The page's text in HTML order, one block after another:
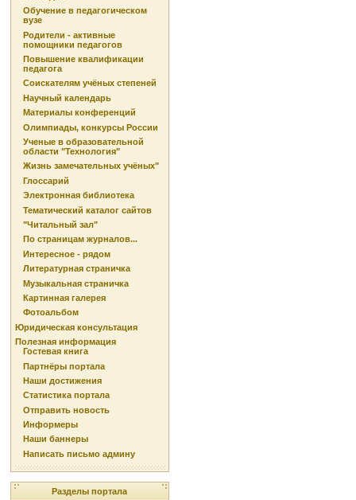
Обучение в педагогическом
вузе
Родители - активные
помощники педагогов
Повышение квалификации
педагога
Соискателям учёных степеней
Научный календарь
Материалы конференций
Олимпиады, конкурсы России
Ученые в образовательной
области "Технология"
Жизнь замечательных учёных"
Глоссарий
Электронная библиотека
Тематический каталог сайтов
"Читальный зал"
По страницам журналов...
Интересное - рядом
Литературная страничка
Музыкальная страничка
Картинная галерея
Фотоальбом
Юридическая консультация
Полезная информация
Гостевая книга
Партнёры портала
Наши достижения
Статистика портала
Отправить новость
Информеры
Наши баннеры
Написать письмо админу
Разделы портала